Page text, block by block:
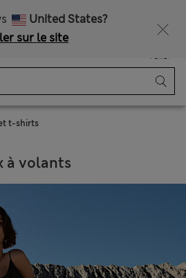
United States?
sur le site
Panier
t-shirts
à volants